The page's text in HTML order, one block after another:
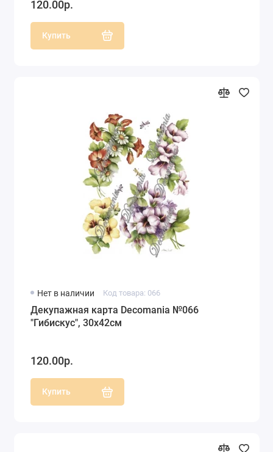
120.00р.
Купить
Нет в наличии Код товара: 066
Декупажная карта Decomania №066
"Гибискус", 30х42см
120.00р.
Купить